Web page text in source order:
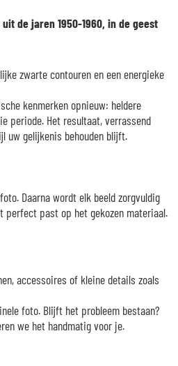
de jaren 1950-1960, in de geest
zwarte contouren en een energieke
kenmerken opnieuw: heldere
periode. Het resultaat, verrassend
uw gelijkenis behouden blijft.
Daarna wordt elk beeld zorgvuldig
perfect past op het gekozen materiaal.
accessoires of kleine details zoals
foto. Blijft het probleem bestaan?
we het handmatig voor je.